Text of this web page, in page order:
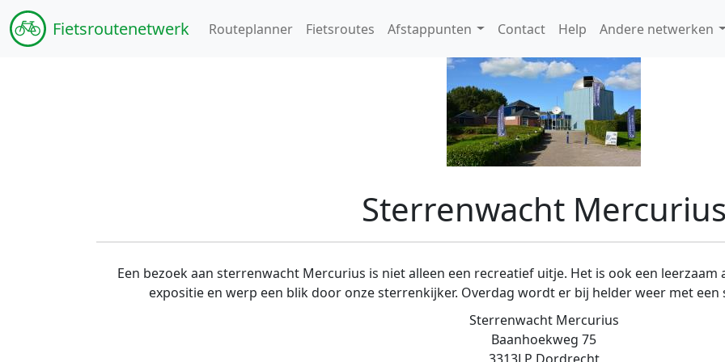
Fietsroutenetwerk Routeplanner Fietsroutes Afstappunten Contact Help Andere netwerken
Sterrenwacht
Een bezoek aan sterrenwacht Mercurius is niet alleen een recreatief uitje. Het is ook een
expositie en werp een blik door onze sterrenkijker. Overdag wordt er bij helder weer met
Sterrenwacht Mercurius
Baanhoekweg 75